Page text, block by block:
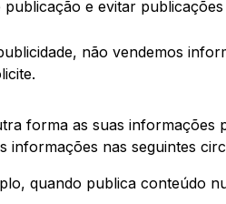
e evitar publicações
não vendemos
forma as suas
informações nas seguintes
quando publica conteúdo